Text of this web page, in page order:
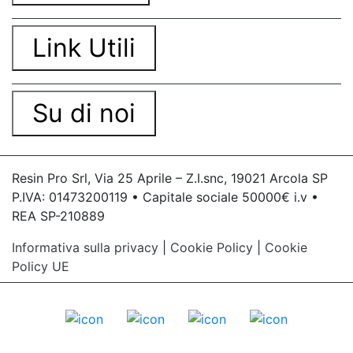
Link Utili
Su di noi
Resin Pro Srl, Via 25 Aprile – Z.I.snc, 19021 Arcola SP
P.IVA: 01473200119 • Capitale sociale 50000€ i.v •
REA SP-210889
Informativa sulla privacy
Cookie Policy
Cookie
Policy UE